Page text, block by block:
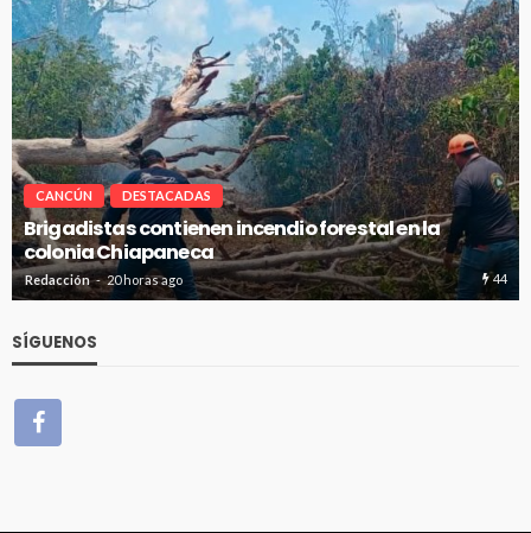
44
CANCÚN DESTACADAS
Avanza en tiempo y forma la construcción de
de absorción en Cancún
Redacción 20 horas ago
SÍGUENOS